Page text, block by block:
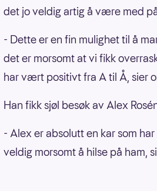
det jo veldig artig å være med
- Dette er en fin mulighet til å
det er morsomt at vi fikk
har vært positivt fra A til Å, sier
Han fikk sjøl besøk av Alex
- Alex er absolutt en kar som
veldig morsomt å hilse på ham,